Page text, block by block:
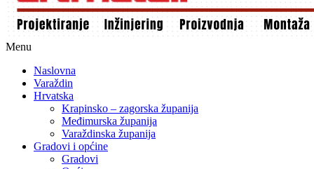
Menu
Naslovna
Varaždin
Hrvatska
Krapinsko – zagorska županija
Međimurska županija
Varaždinska županija
Gradovi i općine
Gradovi